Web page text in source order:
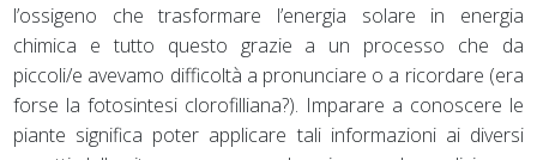
l’ossigeno che trasformare l’energia solare in energia
chimica e tutto questo grazie a un processo che da
piccoli/e avevamo difficoltà a pronunciare o a ricordare (era
forse la fotosintesi clorofilliana?). Imparare a conoscere le
piante significa poter applicare tali informazioni ai diversi